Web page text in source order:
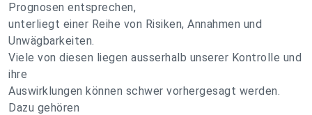
Prognosen entsprechen,
unterliegt einer Reihe von Risiken, Annahmen und
Unwägbarkeiten.
Viele von diesen liegen ausserhalb unserer Kontrolle und
ihre
Auswirklungen können schwer vorhergesagt werden.
Dazu gehören